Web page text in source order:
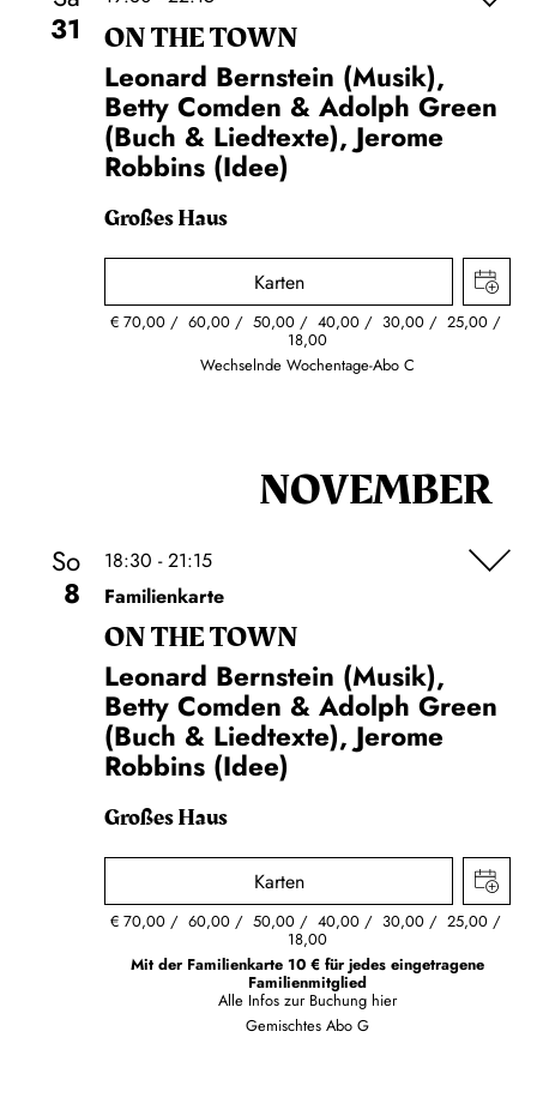
31
ON THE TOWN
Leonard Bernstein (Musik),
Betty Comden & Adolph Green
(Buch & Liedtexte), Jerome
Robbins (Idee)
Großes Haus
Karten
€ 70,00 60,00 50,00 40,00 30,00 25,00
18,00
Wechselnde Wochentage-Abo C
NOVEMBER
So
8
18:30 - 21:15
Familienkarte
ON THE TOWN
Leonard Bernstein (Musik),
Betty Comden & Adolph Green
(Buch & Liedtexte), Jerome
Robbins (Idee)
Großes Haus
Karten
€ 70,00 60,00 50,00 40,00 30,00 25,00
18,00
Mit der Familienkarte 10 € für jedes eingetragene
Familienmitglied
Alle Infos zur Buchung hier
Gemischtes Abo G